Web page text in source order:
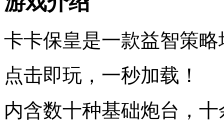
卡卡保皇是一款益智策
点击即玩，一秒加载！
内含数十种基础炮台，